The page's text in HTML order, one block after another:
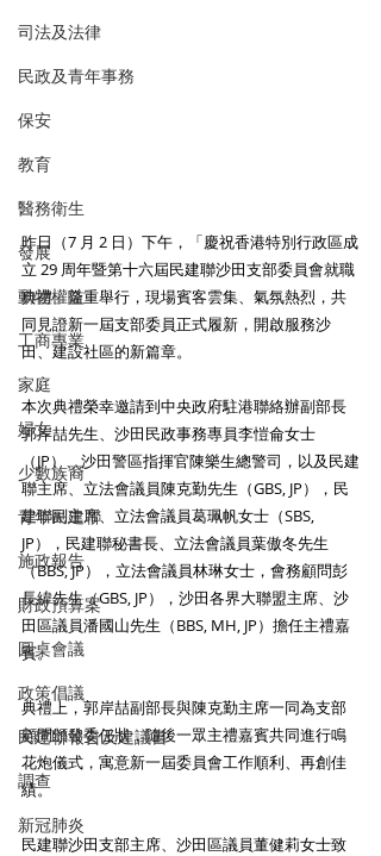
司法及法律
民政及青年事務
保安
教育
醫務衛生
發展
動物權益
工商專業
家庭
婦女
少數族裔
青年民建聯
施政報告
財政預算案
圓桌會議
政策倡議
民建聯報告及建議書
調查
新冠肺炎
昨日（7 月 2 日）下午，「慶祝香港特別行政區成
立 29 周年暨第十六屆民建聯沙田支部委員會就職
典禮」隆重舉行，現場賓客雲集、氣氛熱烈，共
同見證新一屆支部委員正式履新，開啟服務沙
田、建設社區的新篇章。
本次典禮榮幸邀請到中央政府駐港聯絡辦副部長
郭岸喆先生、沙田民政事務專員李愷侖女士
（JP）、沙田警區指揮官陳樂生總警司，以及民建
聯主席、立法會議員陳克勤先生（GBS, JP），民
建聯副主席、立法會議員葛珮帆女士（SBS,
JP），民建聯秘書長、立法會議員葉傲冬先生
（BBS, JP），立法會議員林琳女士，會務顧問彭
長緯先生（GBS, JP），沙田各界大聯盟主席、沙
田區議員潘國山先生（BBS, MH, JP）擔任主禮嘉
賓。
典禮上，郭岸喆副部長與陳克勤主席一同為支部
顧問頒發委任狀，隨後一眾主禮嘉賓共同進行鳴
花炮儀式，寓意新一屆委員會工作順利、再創佳
績。
民建聯沙田支部主席、沙田區議員董健莉女士致